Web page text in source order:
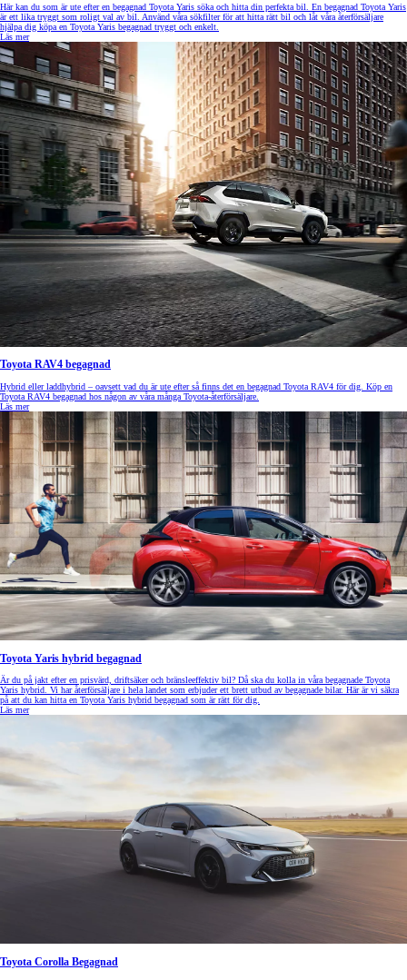
Här kan du som är ute efter en begagnad Toyota Yaris söka och hitta din perfekta bil. En begagnad Toyota Yaris
är ett lika tryggt som roligt val av bil. Använd våra sökfilter för att hitta rätt bil och låt våra återförsäljare
hjälpa dig köpa en Toyota Yaris begagnad tryggt och enkelt.
Läs mer
Toyota RAV4 begagnad
Hybrid eller laddhybrid – oavsett vad du är ute efter så finns det en begagnad Toyota RAV4 för dig. Köp en
Toyota RAV4 begagnad hos någon av våra många Toyota-återförsäljare.
Läs mer
Toyota Yaris hybrid begagnad
Är du på jakt efter en prisvärd, driftsäker och bränsleeffektiv bil? Då ska du kolla in våra begagnade Toyota
Yaris hybrid. Vi har återförsäljare i hela landet som erbjuder ett brett utbud av begagnade bilar. Här är vi säkra
på att du kan hitta en Toyota Yaris hybrid begagnad som är rätt för dig.
Läs mer
Toyota Corolla Begagnad